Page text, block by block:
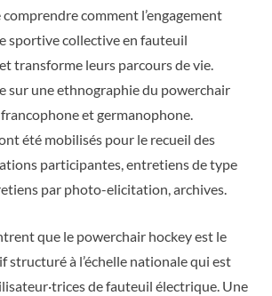
comment l’engagement
sportive collective en fauteuil
transforme leurs parcours de vie.
sur une ethnographie du powerchair
francophone et germanophone.
été mobilisés pour le recueil des
participantes, entretiens de type
par photo-elicitation, archives.
que le powerchair hockey est le
structuré à l’échelle nationale qui est
de fauteuil électrique. Une